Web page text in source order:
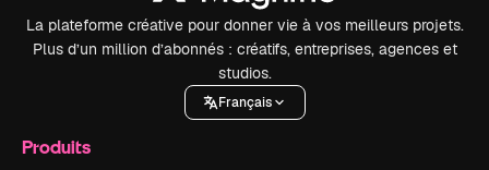
La plateforme créative pour donner vie à vos meilleurs projets.
Plus d’un million d’abonnés : créatifs, entreprises, agences et
studios.
Français
Produits